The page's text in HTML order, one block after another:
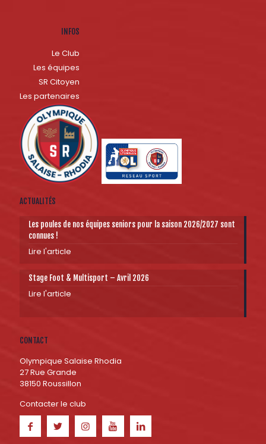
INFOS
Le Club
Les équipes
SR Citoyen
Les partenaires
ACTUALITÉS
Les poules de nos équipes seniors pour la saison 2026/2027 sont
connues !
Lire l'article
Stage Foot & Multisport – Avril 2026
Lire l'article
CONTACT
Olympique Salaise Rhodia
27 Rue Grande
38150 Roussillon
Contacter le club